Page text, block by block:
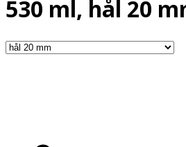
530 ml, hål 20